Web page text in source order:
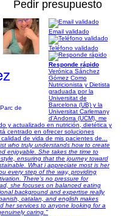
Pedir presupuesto
de
Email validado
Teléfono validado
Responde rápido
Verónica Sánchez
Gómez Como
Nutricionista y Dietista
graduada por la
Universitat de
Barcelona (UB) y la
Universitat Carlemany
d'Andorra (UCM), me
y actualizado en nutrición, dietética y
centrado en ofrecer soluciones
de vida de mis pacientes de...
who truly understands how to create
enjoyable. She takes the time to
ensuring that the journey toward
What i appreciate most is her
every step of the way, providing
There’s no pressure for
she focuses on balanced eating
background and expertise really
catalan, and english makes
her services to anyone looking for a
caring."